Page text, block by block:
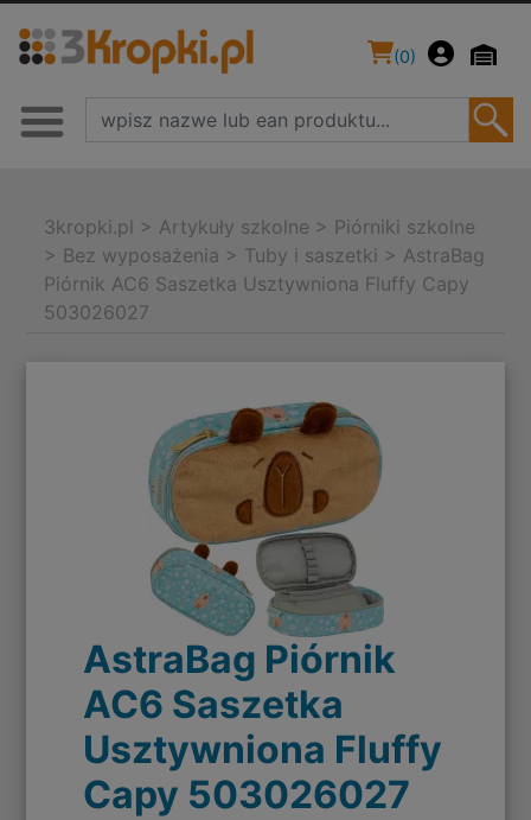
(0)
3kropki.pl > Artykuły szkolne > Piórniki szkolne
> Bez wyposażenia > Tuby i saszetki > AstraBag
Piórnik AC6 Saszetka Usztywniona Fluffy Capy
503026027
AstraBag Piórnik
AC6 Saszetka
Usztywniona Fluffy
Capy 503026027